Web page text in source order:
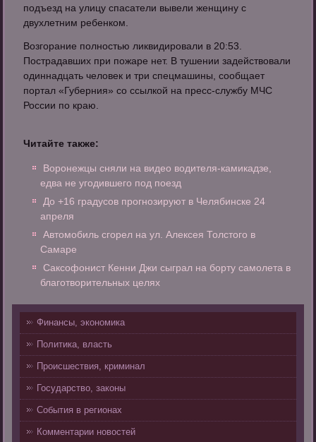
подъезд на улицу спасатели вывели женщину с
двухлетним ребенком.
Возгорание полностью ликвидировали в 20:53.
Пострадавших при пожаре нет. В тушении задействовали
одиннадцать человек и три спецмашины, сообщает
портал «Губерния» со ссылкой на пресс-службу МЧС
России по краю.
Читайте также:
Воронежцы сняли на видео водителя-камикадзе,
едва не угодившего под поезд
До +16 градусов прогнозируют в Челябинске 24
апреля
Автомобиль сгорел на ул. Алексея Толстого в
Самаре
Саксофонист Кенни Джи сыграл на борту самолета в
благотворительных целях
Финансы, экономика
Политика, власть
Происшествия, криминал
Государство, законы
События в регионах
Комментарии новостей